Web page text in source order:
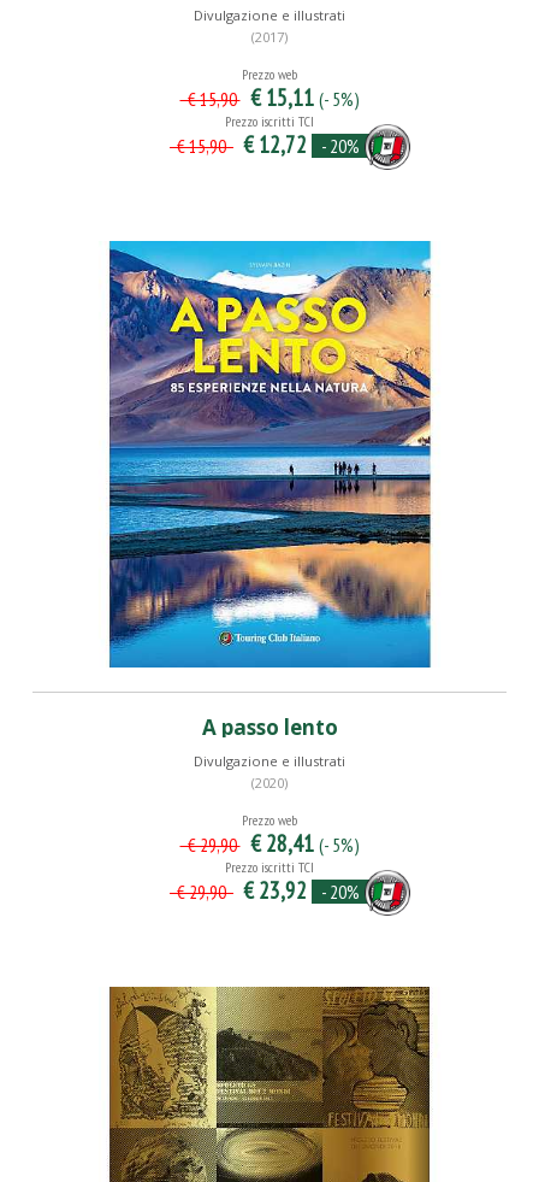
Divulgazione e illustrati
(2017)
Prezzo web
€ 15,90 € 15,11 (- 5%)
Prezzo iscritti TCI
€ 15,90 € 12,72 - 20%
A passo lento
Divulgazione e illustrati
(2020)
Prezzo web
€ 29,90 € 28,41 (- 5%)
Prezzo iscritti TCI
€ 29,90 € 23,92 - 20%